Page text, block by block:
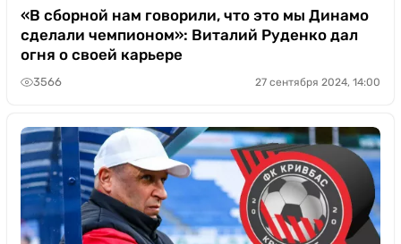
«В сборной нам говорили, что это мы Динамо
сделали чемпионом»: Виталий Руденко дал
огня о своей карьере
3566 27 сентября 2024, 14:00